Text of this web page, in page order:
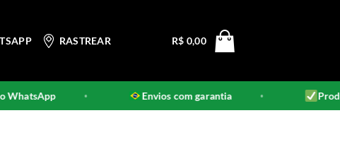
RASTREAR R$ 0,00
Envios com garantia